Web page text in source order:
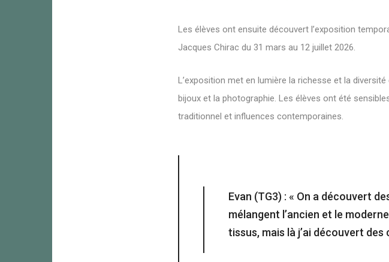
Les élèves ont ensuite découvert l’exposition
Jacques Chirac du 31 mars au 12 juillet 2026.
L’exposition met en lumière la richesse et la
bijoux et la photographie. Les élèves ont été
traditionnel et influences contemporaines.
Evan (TG3) : « On a découvert
mélangent l’ancien et le
tissus, mais là j’ai découvert